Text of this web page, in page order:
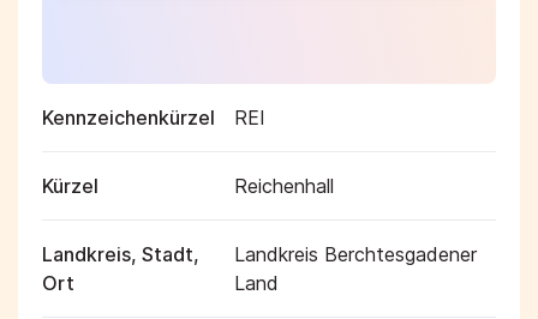
Kennzeichenkürzel REI
Kürzel Reichenhall
Landkreis, Stadt,
Ort
Landkreis Berchtesgadener
Land